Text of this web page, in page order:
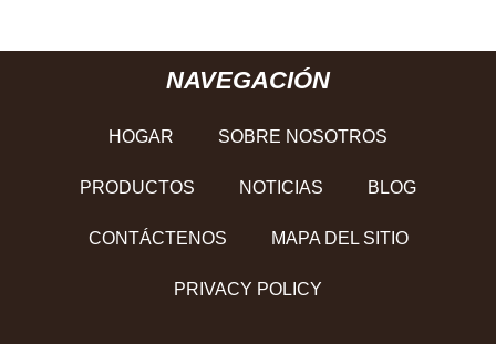
NAVEGACIÓN
HOGAR SOBRE NOSOTROS
PRODUCTOS NOTICIAS BLOG
CONTÁCTENOS MAPA DEL SITIO
PRIVACY POLICY